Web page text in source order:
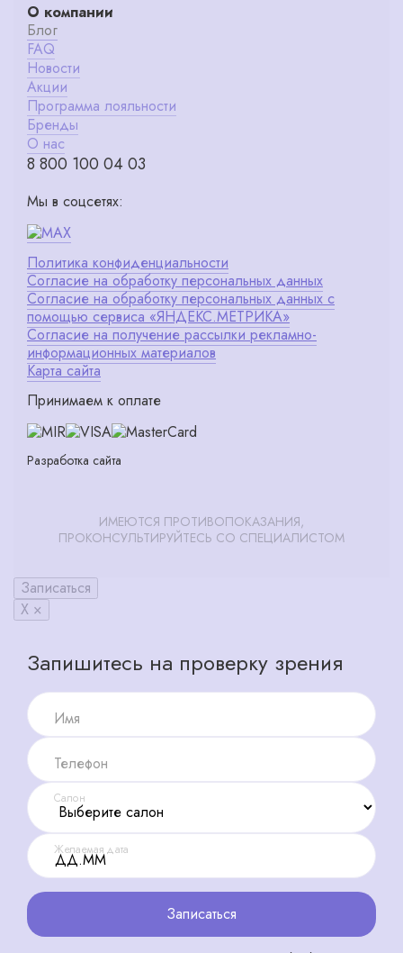
О компании
Блог
FAQ
Новости
Акции
Программа лояльности
Бренды
О нас
8 800 100 04 03
Мы в соцсетях:
Политика конфиденциальности
Согласие на обработку персональных данных
Согласие на обработку персональных данных с
помощью сервиса «ЯНДЕКС.МЕТРИКА»
Согласие на получение рассылки рекламно-
информационных материалов
Карта сайта
Принимаем к оплате
Разработка сайта
ИМЕЮТСЯ ПРОТИВОПОКАЗАНИЯ,
ПРОКОНСУЛЬТИРУЙТЕСЬ СО СПЕЦИАЛИСТОМ
Записаться
X ×
Запишитесь на проверку зрения
Имя
Телефон
Салон
Желаемая дата
Записаться